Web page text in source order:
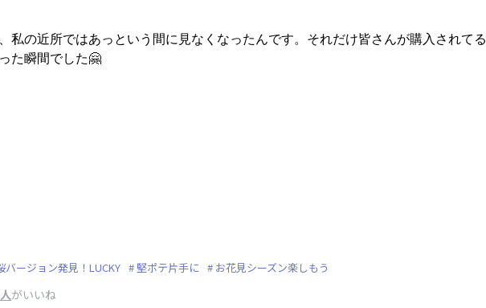
私の近所ではあっという間に見なくなったんです。それだけ皆さんが購入されてる
た瞬間でした🤗
バージョン発見！LUCKY 堅ポテ片手に お花見シーズン楽しもう
がいいね